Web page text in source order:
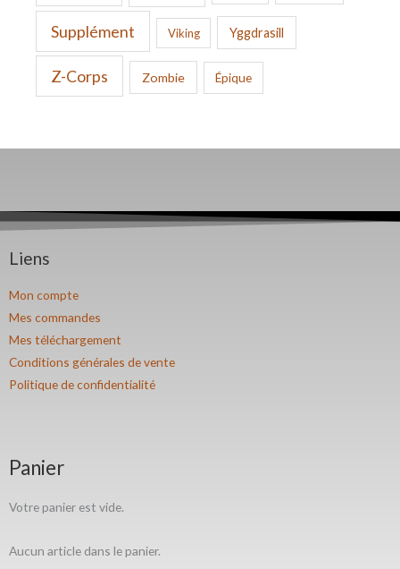
Supplément Viking Yggdrasill
Z-Corps Zombie Épique
Liens
Mon compte
Mes commandes
Mes téléchargement
Conditions générales de vente
Politique de confidentialité
Panier
Votre panier est vide.
Aucun article dans le panier.